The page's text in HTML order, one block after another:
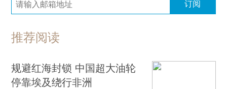
订阅
推荐阅读
规避红海封锁 中国超大油轮
停靠埃及绕行非洲